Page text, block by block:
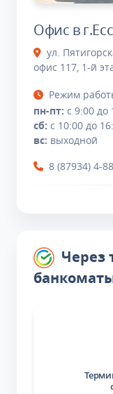
Офис в
ул.
офис 117, 1-й
Режим
пн-пт: с 9:00 до
сб: с 10:00 до
вс: выходной
8 (87934) 4-
Через